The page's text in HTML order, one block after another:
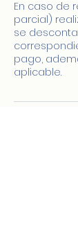
En caso de
parcial)
se
pago,
aplicable.